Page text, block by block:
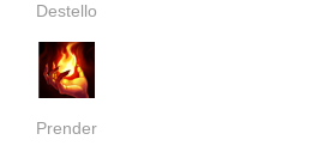
Destello
Prender